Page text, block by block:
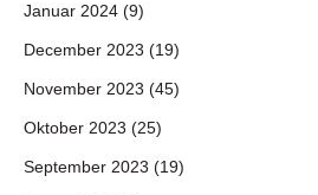
Januar 2024 (9)
December 2023 (19)
November 2023 (45)
Oktober 2023 (25)
September 2023 (19)